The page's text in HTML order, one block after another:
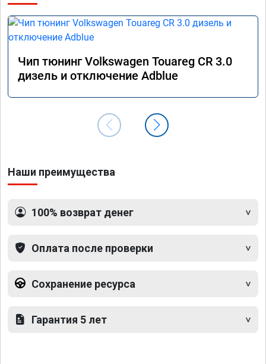
Чип тюнинг Volkswagen Touareg CR 3.0
дизель и отключение Adblue
Наши преимущества
100% возврат денег
Оплата после проверки
Сохранение ресурса
Гарантия 5 лет